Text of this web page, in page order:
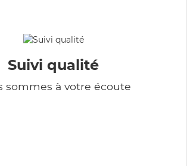
Suivi qualité
sommes à votre écoute